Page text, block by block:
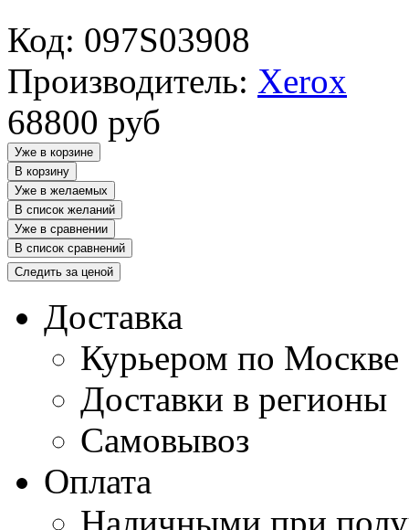
Код: 097S03908
Производитель: Xerox
68800 руб
Уже в корзине
В корзину
Уже в желаемых
В список желаний
Уже в сравнении
В список сравнений
Следить за ценой
Доставка
Курьером по Москве
Доставки в регионы
Самовывоз
Оплата
Наличными при